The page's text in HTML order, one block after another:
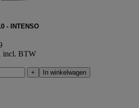
- INTENSO
incl. BTW
+ In winkelwagen